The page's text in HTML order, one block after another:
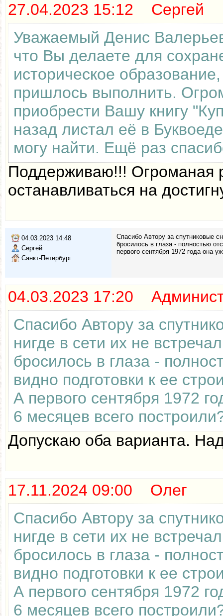
27.04.2023 15:12 Сергей
Уважаемый Денис
что Вы делаете для
историческое
пришлось выполнить.
приобрести Вашу книгу
назад листал её в
могу найти. Ещё раз
Поддерживаю!!! Огроманая
останавливаться на
04.03.2023 14:48
Сергей
Санкт-Петербург
Спасибо Автору за спутниковые
бросилось в глаза - полностью
первого сентября 1972 года она
04.03.2023 17:20
Спасибо Автору за
нигде в сети их не
бросилось в глаза -
видно подготовки к ее
А первого сентября 1972
6 месяцев всего
Допускаю оба варианта.
17.11.2024 09:00 Олег
Спасибо Автору за
нигде в сети их не
бросилось в глаза -
видно подготовки к ее
А первого сентября 1972
6 месяцев всего